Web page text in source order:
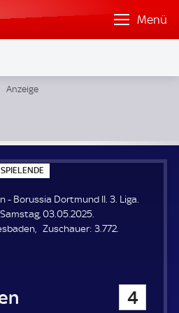
Menü
SPIELENDE
P
E
L
E
N
- Borussia Dortmund II. 3. Liga.
03.05.2025.
Zuschauer: Z
3.772.
4